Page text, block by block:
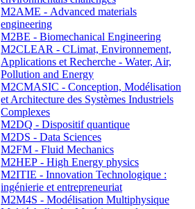
M2AME - Advanced materials
engineering
M2BE - Biomechanical Engineering
M2CLEAR - CLimat, Environnement,
Applications et Recherche - Water, Air,
Pollution and Energy
M2CMASIC - Conception, Modélisation
et Architecture des Systèmes Industriels
Complexes
M2DQ - Dispositif quantique
M2DS - Data Sciences
M2FM - Fluid Mechanics
M2HEP - High Energy physics
M2ITIE - Innovation Technologique :
ingénierie et entrepreneuriat
M2M4S - Modélisation Multiphysique